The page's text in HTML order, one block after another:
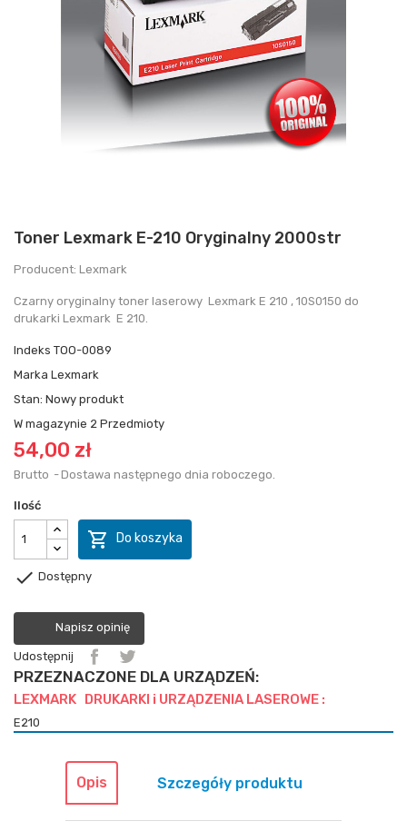
Toner Lexmark E-210 Oryginalny 2000str
Producent: Lexmark
Czarny oryginalny toner laserowy Lexmark E 210 , 10S0150 do
drukarki Lexmark E 210.
Indeks TOO-0089
Marka Lexmark
Stan: Nowy produkt
W magazynie 2 Przedmioty
54,00 zł
Brutto Dostawa następnego dnia roboczego.
Ilość
 Do koszyka
 Dostępny
Napisz opinię
Udostępnij
PRZEZNACZONE DLA URZĄDZEŃ:
LEXMARK DRUKARKI i URZĄDZENIA LASEROWE :
E210
Opis Szczegóły produktu